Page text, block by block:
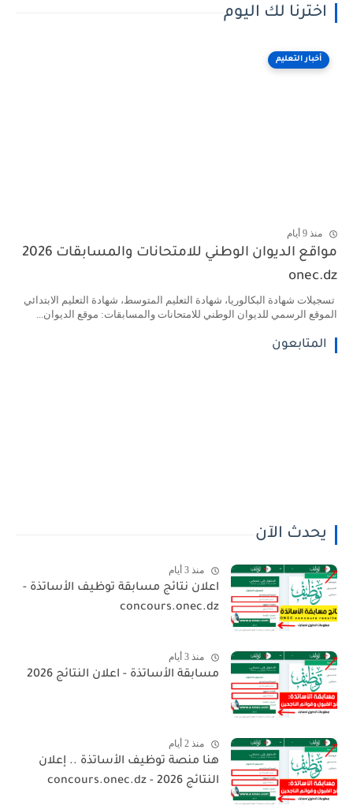
اخترنا لك اليوم
أخبار التعليم
منذ 9 أيام
مواقع الديوان الوطني للامتحانات والمسابقات 2026
onec.dz
تسجيلات شهادة البكالوريا، شهادة التعليم المتوسط، شهادة التعليم الابتدائي
الموقع الرسمي للديوان الوطني للامتحانات والمسابقات: موقع الديوان...
المتابعون
يحدث الآن
منذ 3 أيام
اعلان نتائج مسابقة توظيف الأساتذة -
concours.onec.dz
منذ 3 أيام
مسابقة الأساتذة - اعلان النتائج 2026
منذ 2 أيام
هنا منصة توظيف الأساتذة .. إعلان
النتائج 2026 - concours.onec.dz